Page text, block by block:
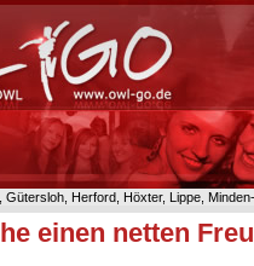
Herford, Höxter, Lippe,
einen netten